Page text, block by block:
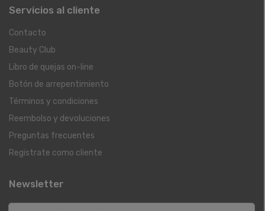
Servicios al cliente
Contacto
Beauty Club
Libro de quejas on-line
Botón de arrepentimiento
Términos y condiciones
Reembolso y devoluciones
Preguntas frecuentes
Registrate como cliente
Newsletter